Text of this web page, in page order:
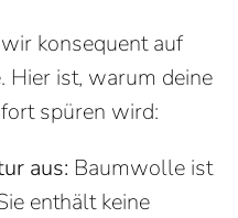
konsequent auf
ist, warum deine
spüren wird:
aus: Baumwolle ist
enthält keine